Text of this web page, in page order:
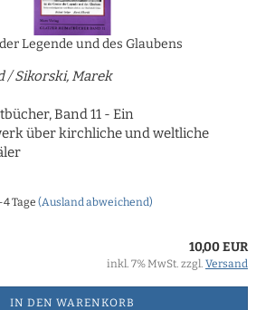
Legende und des Glaubens
/ Sikorski, Marek
Band 11 - Ein
über kirchliche und weltliche
Tage (Ausland abweichend)
10,00 EUR
inkl. 7% MwSt. zzgl. Versand
IN DEN WARENKORB